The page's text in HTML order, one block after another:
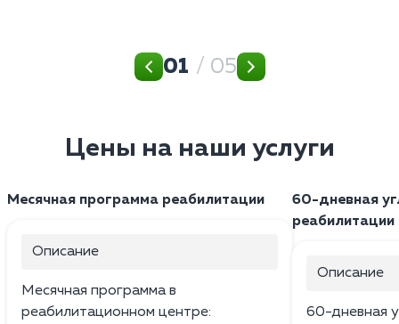
01 / 05
Цены на наши услуги
Месячная программа реабилитации
Описание
Месячная программа в
реабилитационном центре:
60-дневная
реабилитации
Описание
60-дневная